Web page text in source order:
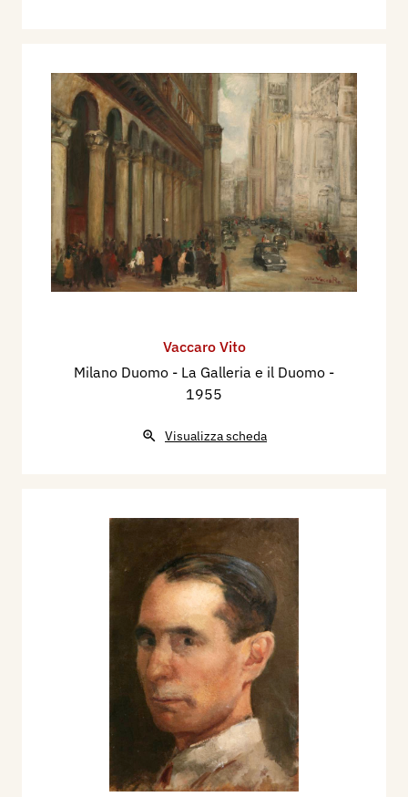
Vaccaro Vito
Milano Duomo - La Galleria e il Duomo -
1955
Visualizza scheda